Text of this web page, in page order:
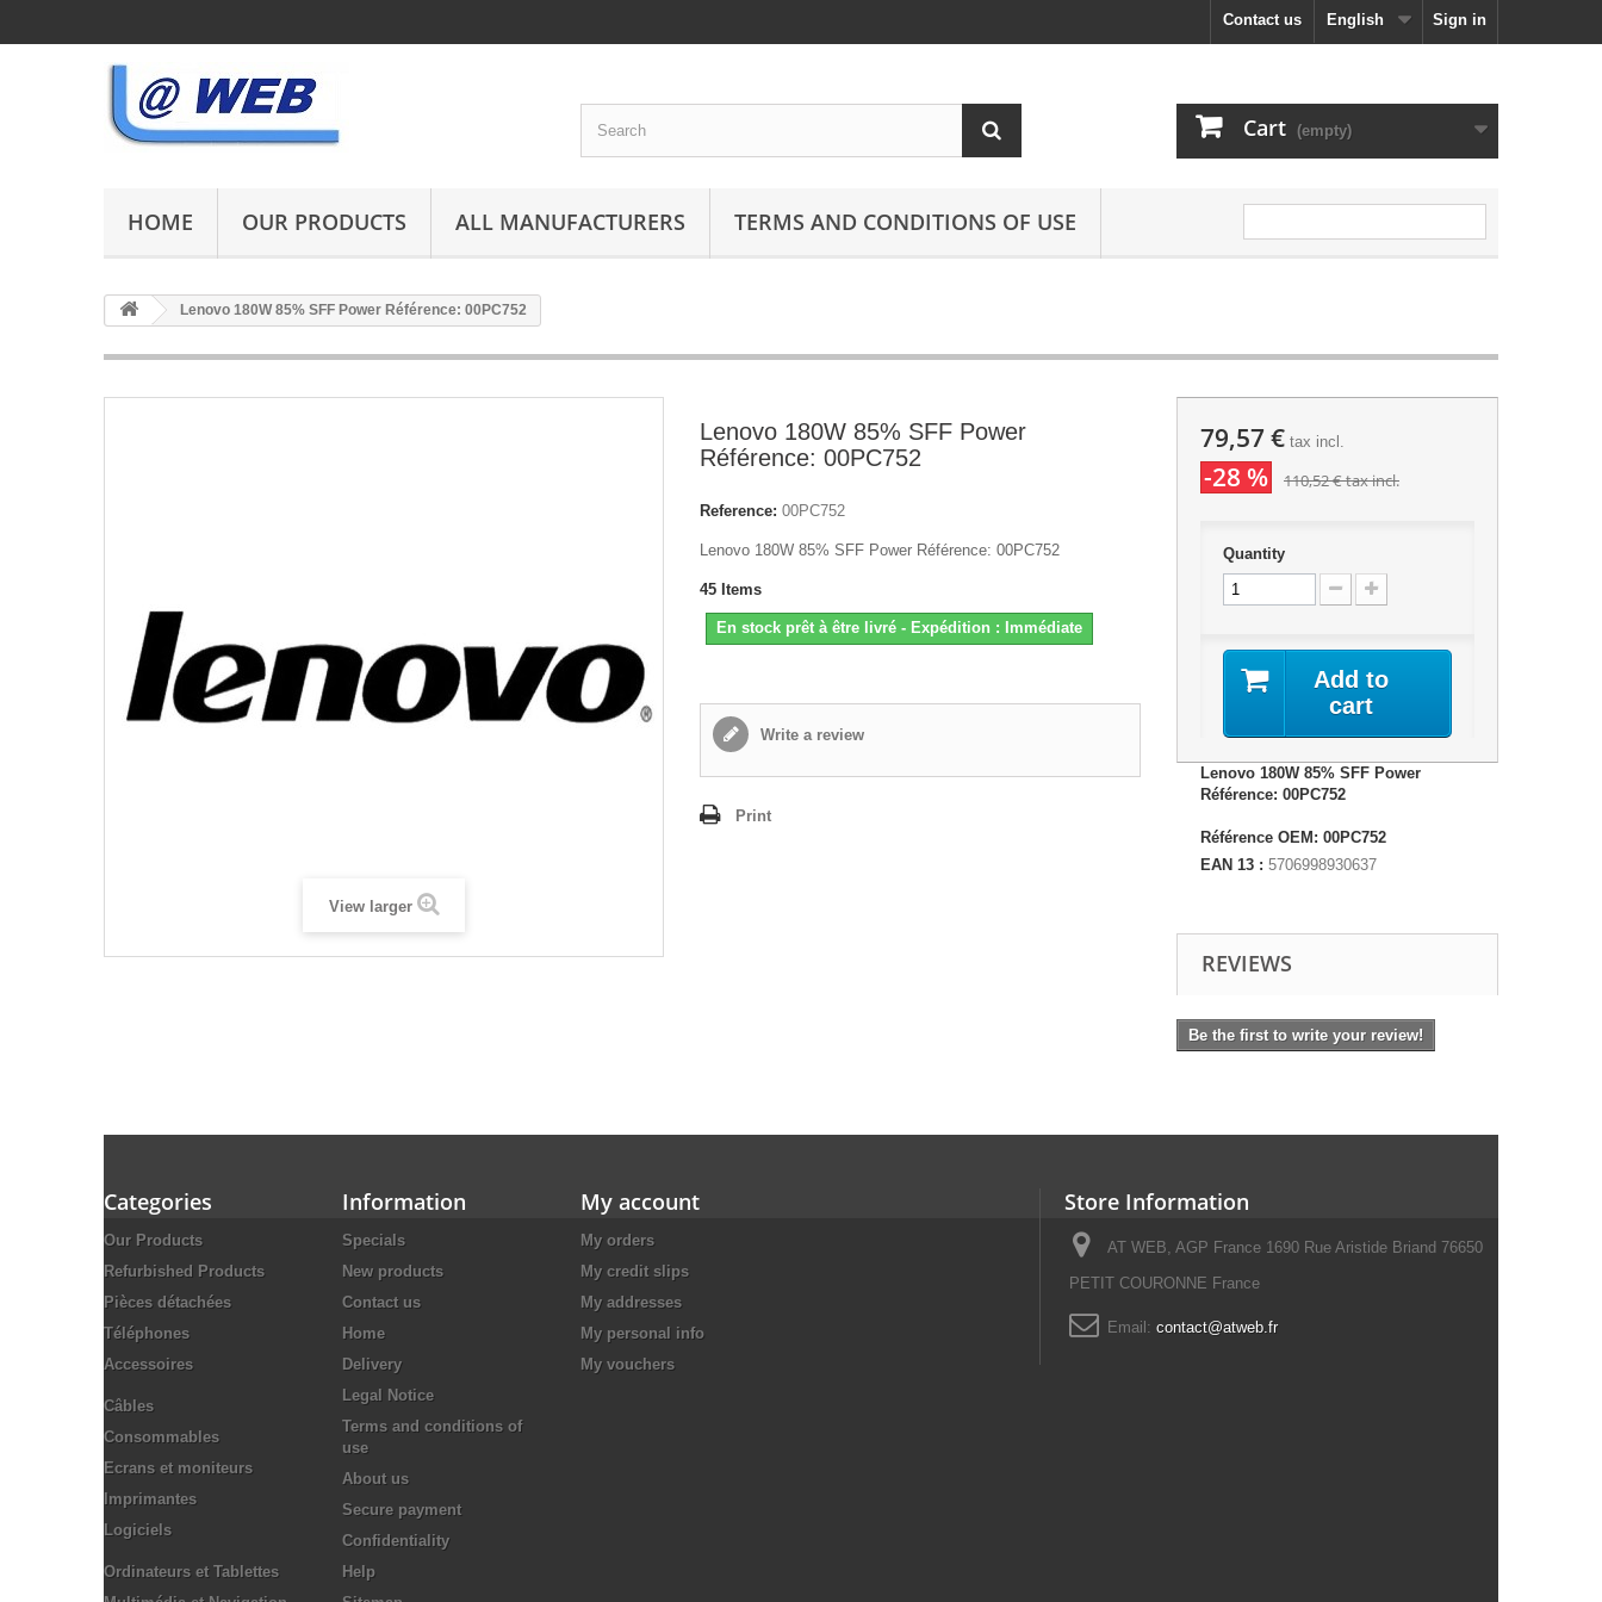
Sign in
English
Contact us
Cart (empty)
HOME OUR PRODUCTS ALL MANUFACTURERS TERMS AND CONDITIONS OF USE
Lenovo 180W 85% SFF Power Référence: 00PC752
View larger
Lenovo 180W 85% SFF Power
Référence: 00PC752
Reference: 00PC752
Lenovo 180W 85% SFF Power Référence: 00PC752
45 Items
En stock prêt à être livré - Expédition : Immédiate
Write a review
Print
79,57 €tax incl.
-28 % 110,52 €tax incl.
Quantity
Add to
cart
Lenovo 180W 85% SFF Power
Référence: 00PC752
Référence OEM: 00PC752
EAN 13 : 5706998930637
REVIEWS
Be the first to write your review!
Categories
Our Products
Refurbished Products
Pièces détachées
Téléphones
Accessoires
Câbles
Consommables
Ecrans et moniteurs
Imprimantes
Logiciels
Ordinateurs et Tablettes
Information
Specials
New products
Contact us
Home
Delivery
Legal Notice
Terms and conditions of
use
About us
Secure payment
Confidentiality
Help
My account
My orders
My credit slips
My addresses
My personal info
My vouchers
Store Information
AT WEB, AGP France 1690 Rue Aristide Briand 76650
PETIT COURONNE France
Email: contact@atweb.fr